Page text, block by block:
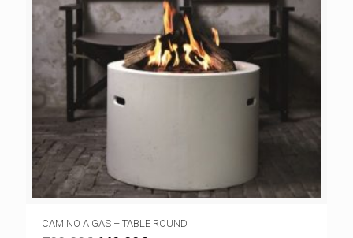
CAMINO A GAS – TABLE ROUND